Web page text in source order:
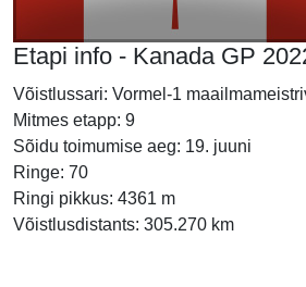
Etapi info - Kanada GP
Võistlussari: Vormel-1
Mitmes etapp: 9
Sõidu toimumise aeg: 19. juuni
Ringe: 70
Ringi pikkus: 4361 m
Võistlusdistants: 305.270 km